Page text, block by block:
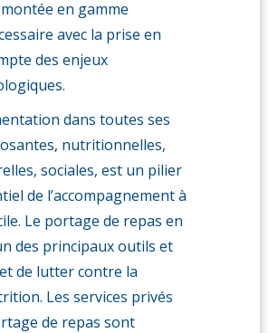
en gamme
avec la prise en
des enjeux
dans toutes ses
nutritionnelles,
sociales, est un pilier
de l’accompagnement à
Le portage de repas en
des principaux outils et
de lutter contre la
Les services privés
de repas sont